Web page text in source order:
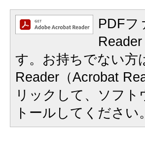
PDFフ
す。お持ちでない方
Reader（Acrobat
リックして、ソフ
トールしてください。